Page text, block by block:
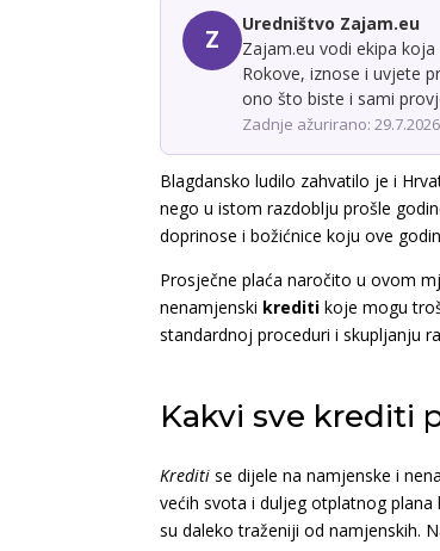
Z
Uredništvo Zajam.eu
Zajam.eu vodi ekipa
Rokove, iznose i uvjete
ono što biste i sami
Zadnje ažurirano:
Blagdansko ludilo zahvatilo je i
nego u istom razdoblju prošle
doprinose i božićnice koju ove
Prosječne plaća naročito u ovom
nenamjenski krediti koje mogu
standardnoj proceduri i skupljanju
Kakvi sve krediti
Krediti se dijele na namjenske i
većih svota i duljeg otplatnog
su daleko traženiji od namjenskih.